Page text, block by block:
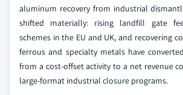
aluminum recovery from industrial
shifted materially: rising landfill gate
schemes in the EU and UK, and recovering
ferrous and specialty metals have
from a cost-offset activity to a net revenue
large-format industrial closure programs.